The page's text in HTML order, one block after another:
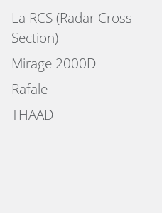
La RCS (Radar Cross
Section)
Mirage 2000D
Rafale
THAAD